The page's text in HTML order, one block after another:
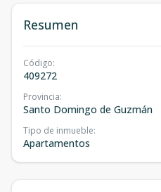
Resumen
Código:
409272
Provincia:
Santo Domingo de Guzmán
Tipo de inmueble:
Apartamentos